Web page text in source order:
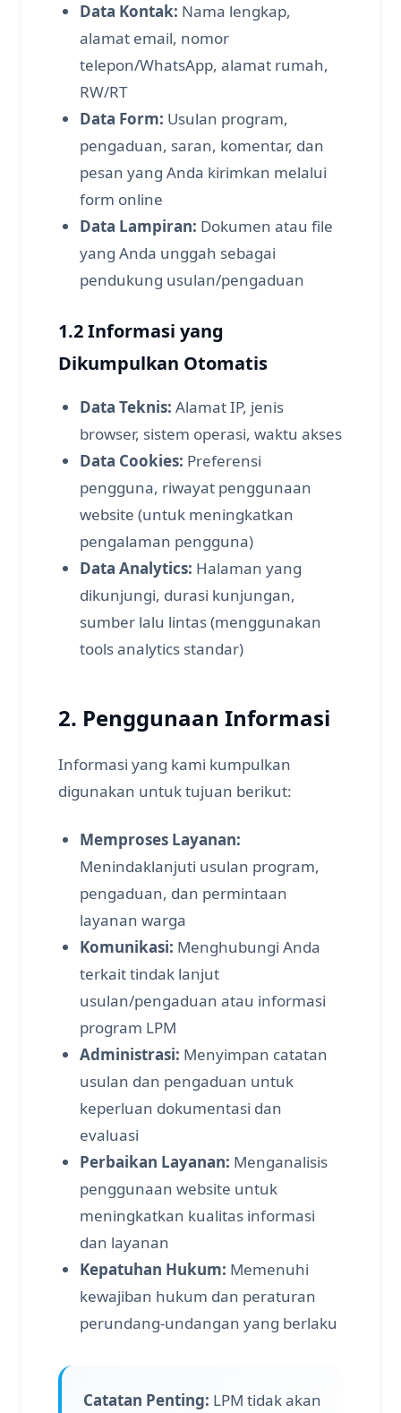
Data Kontak: Nama lengkap,
alamat email, nomor
telepon/WhatsApp, alamat rumah,
RW/RT
Data Form: Usulan program,
pengaduan, saran, komentar, dan
pesan yang Anda kirimkan melalui
form online
Data Lampiran: Dokumen atau file
yang Anda unggah sebagai
pendukung usulan/pengaduan
1.2 Informasi yang
Dikumpulkan Otomatis
Data Teknis: Alamat IP, jenis
browser, sistem operasi, waktu akses
Data Cookies: Preferensi
pengguna, riwayat penggunaan
website (untuk meningkatkan
pengalaman pengguna)
Data Analytics: Halaman yang
dikunjungi, durasi kunjungan,
sumber lalu lintas (menggunakan
tools analytics standar)
2. Penggunaan Informasi
Informasi yang kami kumpulkan
digunakan untuk tujuan berikut:
Memproses Layanan:
Menindaklanjuti usulan program,
pengaduan, dan permintaan
layanan warga
Komunikasi: Menghubungi Anda
terkait tindak lanjut
usulan/pengaduan atau informasi
program LPM
Administrasi: Menyimpan catatan
usulan dan pengaduan untuk
keperluan dokumentasi dan
evaluasi
Perbaikan Layanan: Menganalisis
penggunaan website untuk
meningkatkan kualitas informasi
dan layanan
Kepatuhan Hukum: Memenuhi
kewajiban hukum dan peraturan
perundang-undangan yang berlaku
Catatan Penting: LPM tidak akan